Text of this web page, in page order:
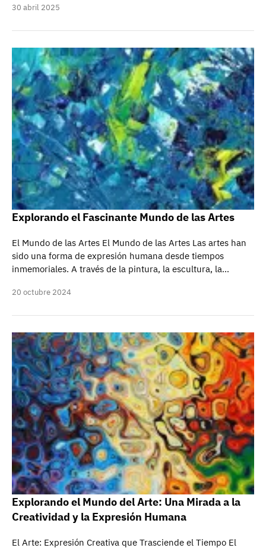
30 abril 2025
Explorando el Fascinante Mundo de las Artes
El Mundo de las Artes El Mundo de las Artes Las artes han
sido una forma de expresión humana desde tiempos
inmemoriales. A través de la pintura, la escultura, la…
20 octubre 2024
Explorando el Mundo del Arte: Una Mirada a la
Creatividad y la Expresión Humana
El Arte: Expresión Creativa que Trasciende el Tiempo El